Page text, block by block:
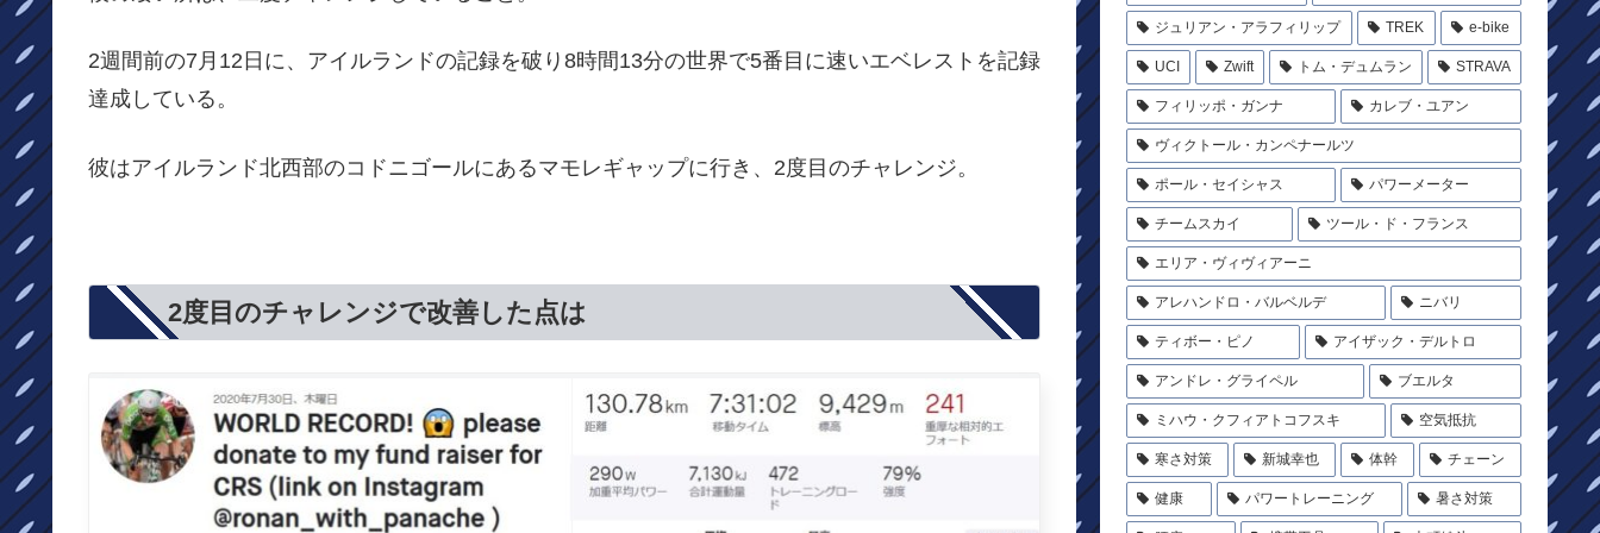
2週間前の7月12日に、アイルランドの記録を破り8時間13分の世界で5番目に速いエベレストを記録
達成している。
彼はアイルランド北西部のコドニゴールにあるマモレギャップに行き、2度目のチャレンジ。
2度目のチャレンジで改善した点は
ジュリアン・アラフィリップ TREK e-bike
UCI Zwift トム・デュムラン STRAVA
フィリッポ・ガンナ カレブ・ユアン
ヴィクトール・カンペナールツ
ポール・セイシャス パワーメーター
チームスカイ ツール・ド・フランス
エリア・ヴィヴィアーニ
アレハンドロ・バルベルデ ニバリ
ティボー・ピノ アイザック・デルトロ
アンドレ・グライペル ブエルタ
ミハウ・クフィアトコフスキ 空気抵抗
寒さ対策 新城幸也 体幹 チェーン
健康 パワートレーニング 暑さ対策